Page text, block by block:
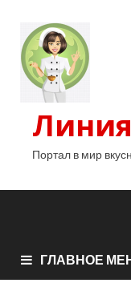
Портал в мир
ГЛАВНОЕ